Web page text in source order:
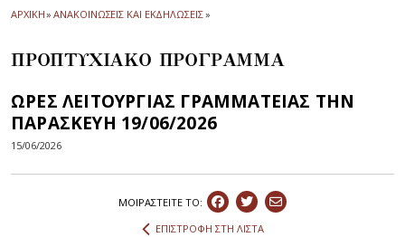
ΑΡΧΙΚΗ» ΑΝΑΚΟΙΝΩΣΕΙΣ ΚΑΙ ΕΚΔΗΛΩΣΕΙΣ»
ΠΡΟΠΤΥΧΙΑΚΟ ΠΡΟΓΡΑΜΜΑ
ΩΡΕΣ ΛΕΙΤΟΥΡΓΙΑΣ ΓΡΑΜΜΑΤΕΙΑΣ ΤΗΝ
ΠΑΡΑΣΚΕΥΗ 19/06/2026
15/06/2026
ΜΟΙΡΑΣΤEIΤΕ ΤΟ:
ΕΠΙΣΤΡΟΦΗ ΣΤΗ ΛΙΣΤΑ